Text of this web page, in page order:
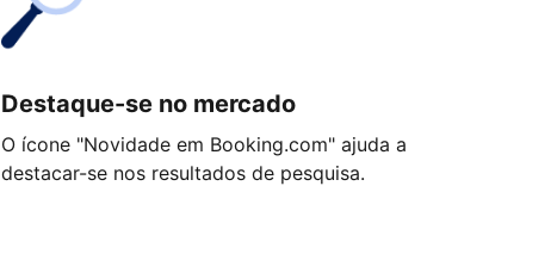
Destaque-se no mercado
O ícone "Novidade em Booking.com" ajuda a
destacar-se nos resultados de pesquisa.